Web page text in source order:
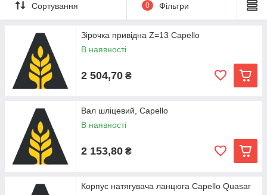
Сортування 0 Фільтри
Зірочка привідна Z=13 Capello
В наявності
2 504,70 ₴
Вал шліцевий, Capello
В наявності
2 153,80 ₴
Корпус натягувача ланцюга Capello Quasar